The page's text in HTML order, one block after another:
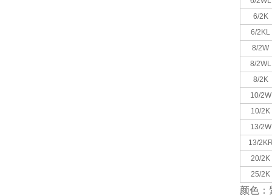
6/2K
6/2KL
8/2W
8/2WL
8/2K
10/2W
10/2K
13/2W
13/
20/2K
25/2K
颜色：